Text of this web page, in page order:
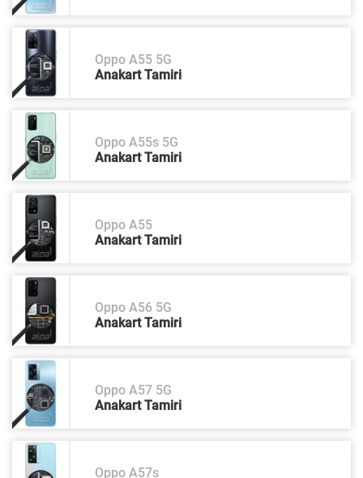
Oppo A55 5G
Anakart Tamiri
Oppo A55s 5G
Anakart Tamiri
Oppo A55
Anakart Tamiri
Oppo A56 5G
Anakart Tamiri
Oppo A57 5G
Anakart Tamiri
Oppo A57s